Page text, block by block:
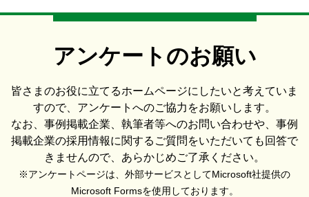
アンケートのお願い
皆さまのお役に立てるホームページにしたいと考えていま
すので、アンケートへのご協力をお願いします。
なお、事例掲載企業、執筆者等へのお問い合わせや、事例
掲載企業の採用情報に関するご質問をいただいても回答で
きませんので、あらかじめご了承ください。
※アンケートページは、外部サービスとしてMicrosoft社提供の
Microsoft Formsを使用しております。